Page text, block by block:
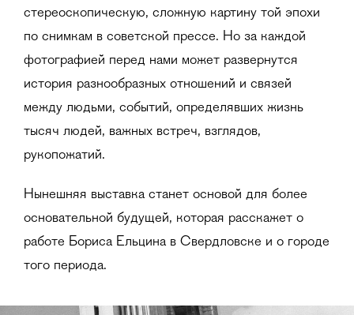
стереоскопическую, сложную картину той эпохи
по снимкам в советской прессе. Но за каждой
фотографией перед нами может развернутся
история разнообразных отношений и связей
между людьми, событий, определявших жизнь
тысяч людей, важных встреч, взглядов,
рукопожатий.
Нынешняя выставка станет основой для более
основательной будущей, которая расскажет о
работе Бориса Ельцина в Свердловске и о городе
того периода.